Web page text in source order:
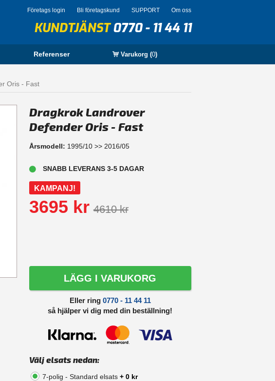
Företags login Bli företagskund SUPPORT Om oss
KUNDTJÄNST0770 - 11 44 11
Referenser Varukorg (0)
Oris - Fast
Dragkrok Landrover
Defender Oris - Fast
Årsmodell: 1995/10 >> 2016/05
SNABB LEVERANS 3-5 DAGAR
KAMPANJ!
3695 kr 4610 kr
LÄGG I VARUKORG
Eller ring 0770 - 11 44 11
så hjälper vi dig med din beställning!
Välj elsats nedan:
7-polig - Standard elsats + 0 kr